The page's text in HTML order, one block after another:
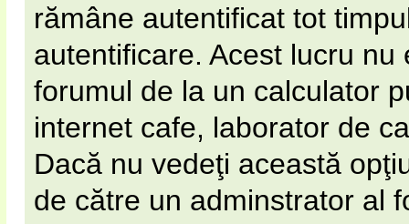
rămâne autentificat tot
autentificare. Acest lucru
forumul de la un calculator
internet cafe, laborator de
Dacă nu vedeţi această
de către un adminstrator al